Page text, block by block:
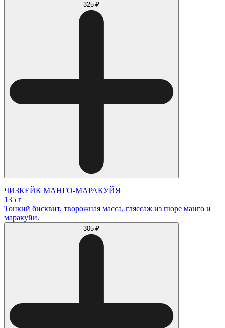
325 ₽
ЧИЗКЕЙК МАНГО-МАРАКУЙЯ
135 г
Тонкий бисквит, творожная масса, гляссаж из пюре манго и
маракуйи.
305 ₽